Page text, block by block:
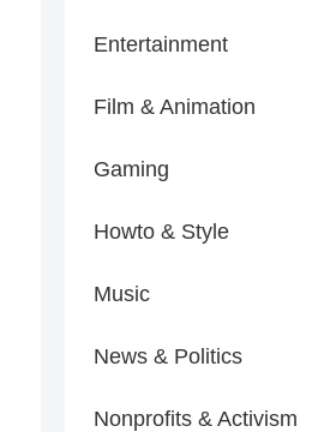
Entertainment
Film & Animation
Gaming
Howto & Style
Music
News & Politics
Nonprofits & Activism